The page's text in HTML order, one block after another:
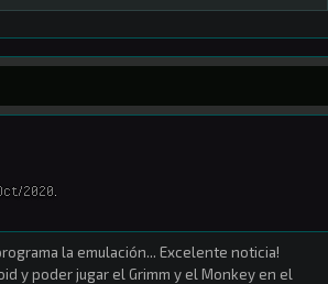
las citas en castellano del doblaje latino.
2020
la emulación... Excelente noticia!
y poder jugar el Grimm y el Monkey en el